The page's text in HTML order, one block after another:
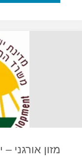
עוד
סוכר"
מזון אורגני –